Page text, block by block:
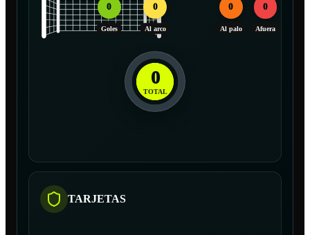
0
Goles
0
Al arco
0
Al palo
0
Afuera
0
TOTAL
TARJETAS